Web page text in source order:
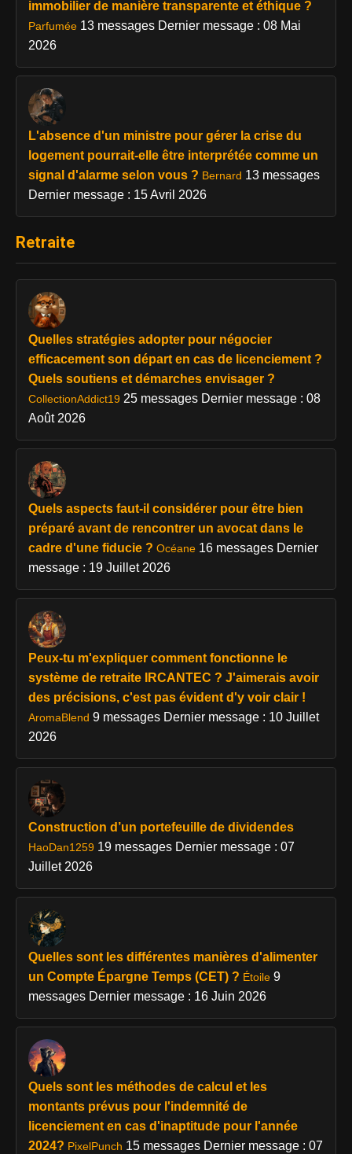
immobilier de manière transparente et éthique ?
Parfumée 13 messages Dernier message : 08 Mai
2026
L'absence d'un ministre pour gérer la crise du
logement pourrait-elle être interprétée comme un
signal d'alarme selon vous ? Bernard 13 messages
Dernier message : 15 Avril 2026
Retraite
Quelles stratégies adopter pour négocier
efficacement son départ en cas de licenciement ?
Quels soutiens et démarches envisager ?
CollectionAddict19 25 messages Dernier message : 08
Août 2026
Quels aspects faut-il considérer pour être bien
préparé avant de rencontrer un avocat dans le
cadre d'une fiducie ? Océane 16 messages Dernier
message : 19 Juillet 2026
Peux-tu m'expliquer comment fonctionne le
système de retraite IRCANTEC ? J'aimerais avoir
des précisions, c'est pas évident d'y voir clair !
AromaBlend 9 messages Dernier message : 10 Juillet
2026
Construction d’un portefeuille de dividendes
HaoDan1259 19 messages Dernier message : 07
Juillet 2026
Quelles sont les différentes manières d'alimenter
un Compte Épargne Temps (CET) ? Étoile 9
messages Dernier message : 16 Juin 2026
Quels sont les méthodes de calcul et les
montants prévus pour l'indemnité de
licenciement en cas d'inaptitude pour l'année
2024? PixelPunch 15 messages Dernier message : 07